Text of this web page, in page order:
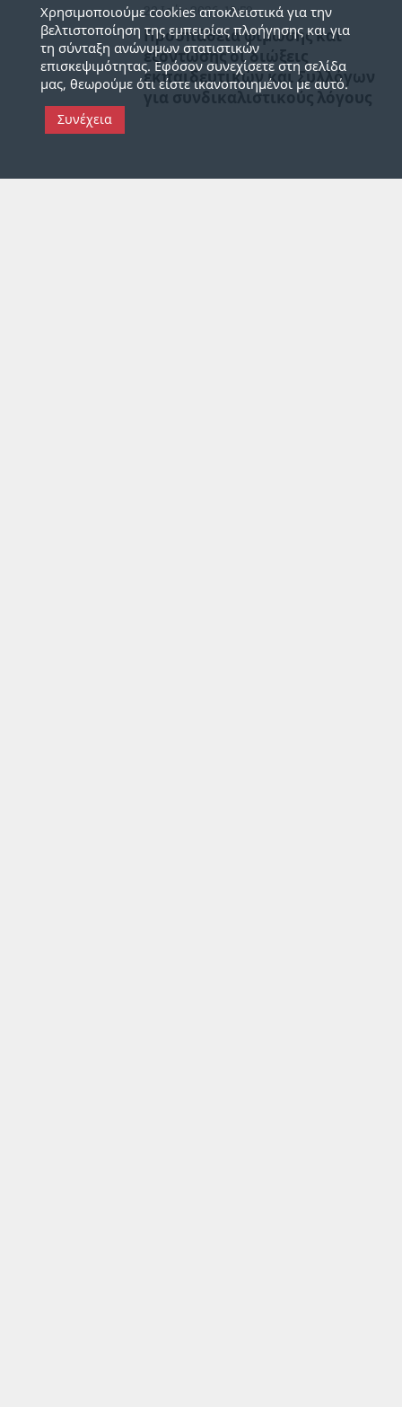
20 Ιούν 2026, 18:59
Προσπάθεια φίμωσης και
εξόντωσης οι διώξεις
εκπαιδευτικών και Συλλόγων
για συνδικαλιστικούς λόγους
Χρησιμοποιούμε cookies αποκλειστικά για την
βελτιστοποίηση της εμπειρίας πλοήγησης και για
τη σύνταξη ανώνυμων στατιστικών
επισκεψιμότητας. Εφόσον συνεχίσετε στη σελίδα
μας, θεωρούμε ότι είστε ικανοποιημένοι με αυτό.
Συνέχεια